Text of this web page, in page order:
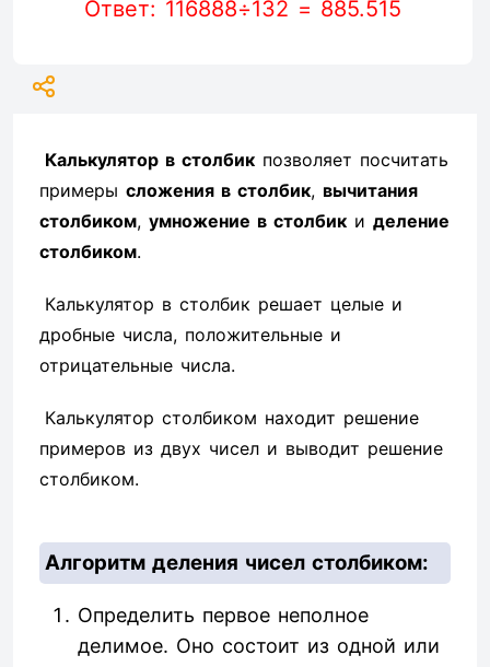
Ответ: 116888÷132 = 885.515
Калькулятор в столбик позволяет посчитать
примеры сложения в столбик, вычитания
столбиком, умножение в столбик и деление
столбиком.
Калькулятор в столбик решает целые и
дробные числа, положительные и
отрицательные числа.
Калькулятор столбиком находит решение
примеров из двух чисел и выводит решение
столбиком.
Алгоритм деления чисел столбиком:
Определить первое неполное
делимое. Оно состоит из одной или